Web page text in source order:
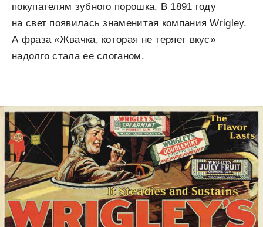
покупателям зубного порошка. В 1891 году
на свет появилась знаменитая компания Wrigley.
А фраза «Жвачка, которая не теряет вкус»
надолго стала ее слоганом.